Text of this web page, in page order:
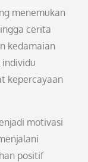
menemukan
cerita
kedamaian
kepercayaan
motivasi
positif